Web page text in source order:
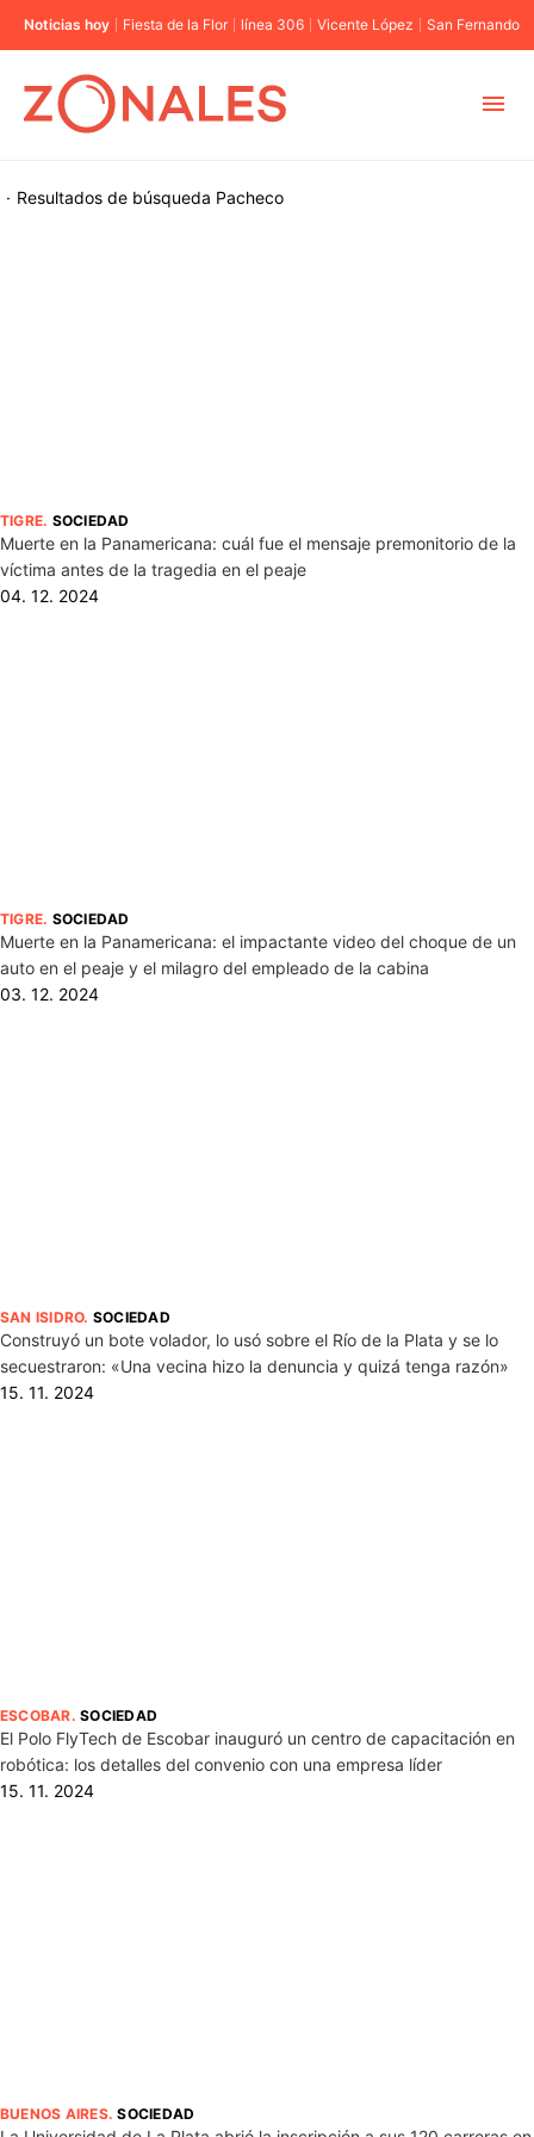
Noticias hoy Fiesta de la Flor línea 306 Vicente López San Fernando
Resultados de búsqueda
· Pacheco
TIGRE. SOCIEDAD
Muerte en la Panamericana: cuál fue el mensaje premonitorio de la
víctima antes de la tragedia en el peaje
04. 12. 2024
TIGRE. SOCIEDAD
Muerte en la Panamericana: el impactante video del choque de un
auto en el peaje y el milagro del empleado de la cabina
03. 12. 2024
SAN ISIDRO. SOCIEDAD
Construyó un bote volador, lo usó sobre el Río de la Plata y se lo
secuestraron: «Una vecina hizo la denuncia y quizá tenga razón»
15. 11. 2024
ESCOBAR.SOCIEDAD
El Polo FlyTech de Escobar inauguró un centro de capacitación en
robótica: los detalles del convenio con una empresa líder
15. 11. 2024
BUENOS AIRES.SOCIEDAD